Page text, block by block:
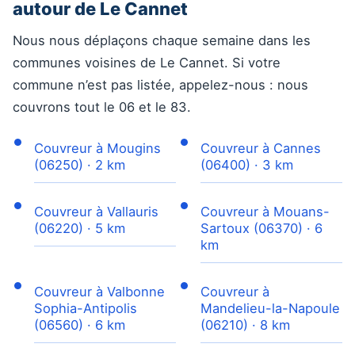
autour de Le Cannet
Nous nous déplaçons chaque semaine dans les
communes voisines de Le Cannet. Si votre
commune n’est pas listée, appelez-nous : nous
couvrons tout le 06 et le 83.
Couvreur à Mougins
(06250) · 2 km
Couvreur à Cannes
(06400) · 3 km
Couvreur à Vallauris
(06220) · 5 km
Couvreur à Mouans-
Sartoux (06370) · 6
km
Couvreur à Valbonne
Sophia-Antipolis
(06560) · 6 km
Couvreur à
Mandelieu-la-Napoule
(06210) · 8 km